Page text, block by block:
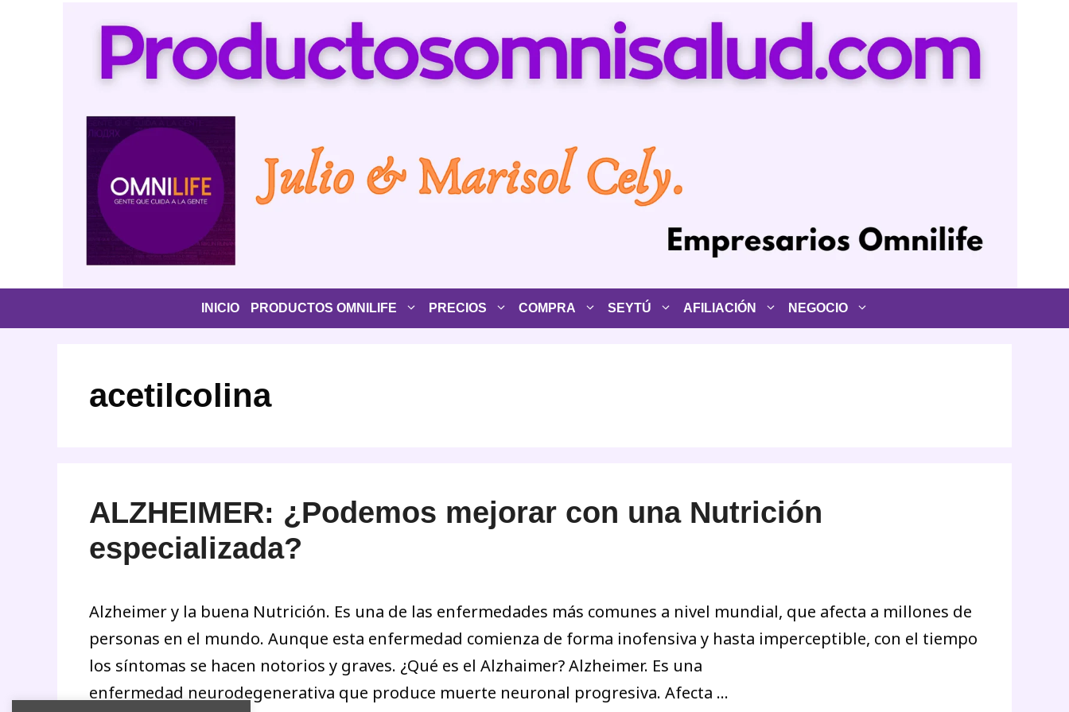
INICIO PRODUCTOS OMNILIFE PRECIOS COMPRA SEYTÚ AFILIACIÓN NEGOCIO
acetilcolina
ALZHEIMER: ¿Podemos mejorar con una Nutrición
especializada?
Alzheimer y la buena Nutrición. Es una de las enfermedades más comunes a nivel mundial, que afecta a millones de
personas en el mundo. Aunque esta enfermedad comienza de forma inofensiva y hasta imperceptible, con el tiempo
los síntomas se hacen notorios y graves. ¿Qué es el Alzhaimer? Alzheimer. Es una
enfermedad neurodegenerativa que produce muerte neuronal progresiva. Afecta …